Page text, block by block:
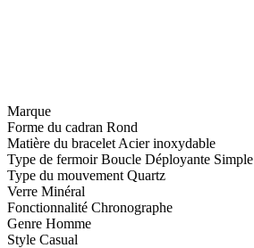
Marque
Forme du cadran Rond
Matière du bracelet Acier inoxydable
Type de fermoir Boucle Déployante Simple
Type du mouvement Quartz
Verre Minéral
Fonctionnalité Chronographe
Genre Homme
Style Casual